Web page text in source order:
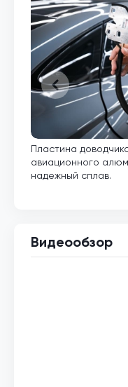
Пластина
авиационного
надежный сплав.
Видеообзор